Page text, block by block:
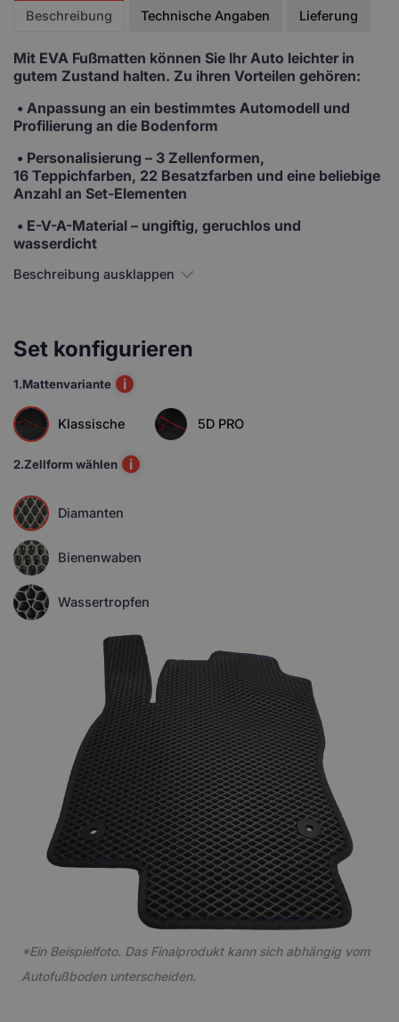
Beschreibung Technische Angaben Lieferung
Mit EVA Fußmatten können Sie Ihr Auto leichter in
gutem Zustand halten. Zu ihren Vorteilen gehören:
• Anpassung an ein bestimmtes Automodell und
Profilierung an die Bodenform
• Personalisierung – 3 Zellenformen,
16 Teppichfarben, 22 Besatzfarben und eine beliebige
Anzahl an Set-Elementen
• E-V-A-Material – ungiftig, geruchlos und
wasserdicht
Beschreibung ausklappen
Set konfigurieren
1.Mattenvariante i
Klassische 5D PRO
2.Zellform wählen i
Diamanten
Bienenwaben
Wassertropfen
*Ein Beispielfoto. Das Finalprodukt kann sich abhängig vom
Autofußboden unterscheiden.